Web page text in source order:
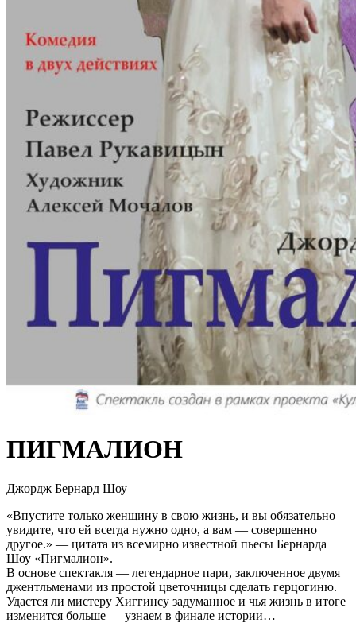
ПИГМАЛИОН
Джордж Бернард Шоу
«Впустите только женщину в свою жизнь, и вы обязательно
увидите, что ей всегда нужно одно, а вам — совершенно
другое.» — цитата из всемирно известной пьесы Бернарда
Шоу «Пигмалион».
В основе спектакля — легендарное пари, заключенное двумя
джентльменами из простой цветочницы сделать герцогиню.
Удастся ли мистеру Хиггинсу задуманное и чья жизнь в итоге
изменится больше — узнаем в финале истории…